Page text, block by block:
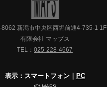
8062 新潟市中央区西堀前通4-735-1 1F
有限会社 マップス
TEL： 025-228-4667
表示：スマートフォン｜ PC